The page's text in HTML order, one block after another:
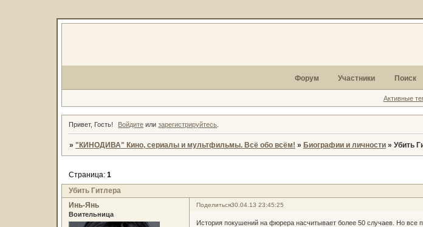
Форум Участники Поиск
Активные
Привет, Гость! Войдите илизарегистрируйтесь
» "КИНОДИВА" Кино, сериалы и мультфильмы. Всё обо всём! » Биографии и личности » Убить
Убить Гитлера
Страница: 1
Поделиться30.04.13 23:45:25
Инь-Янь
Воительница
История покушений на фюрера насчитывает более 50 случаев. Но все